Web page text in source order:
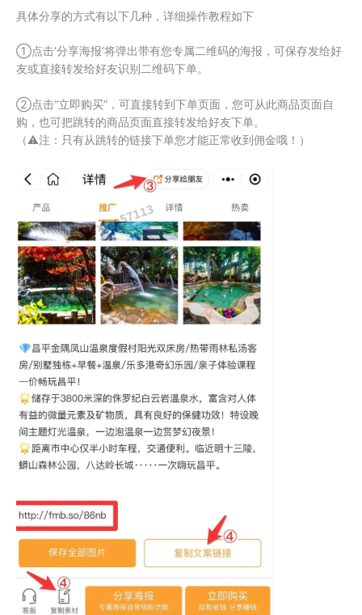
具体分享的方式有以下几种，详细操作教程如下
①点击‘分享海报’将弹出带有您专属二维码的海报，可保存发给好
友或直接转发给好友识别二维码下单。
②点击“立即购买”，可直接转到下单页面，您可从此商品页面自
购，也可把跳转的商品页面直接转发给好友下单。
（⚠注：只有从跳转的链接下单您才能正常收到佣金哦！）